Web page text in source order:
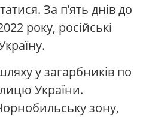
За п’ять днів до
року, російські
у загарбників по
України.
зону,